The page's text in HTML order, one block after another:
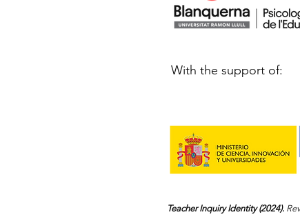
With the support of:
Teacher Inquiry Identity (2024).